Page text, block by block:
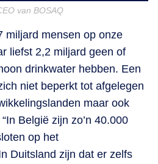
van BOSAQ
miljard mensen op onze
liefst 2,2 miljard geen of
drinkwater hebben. Een
niet beperkt tot afgelegen
maar ook
België zijn zo’n 40.000
op het
Duitsland zijn dat er zelfs